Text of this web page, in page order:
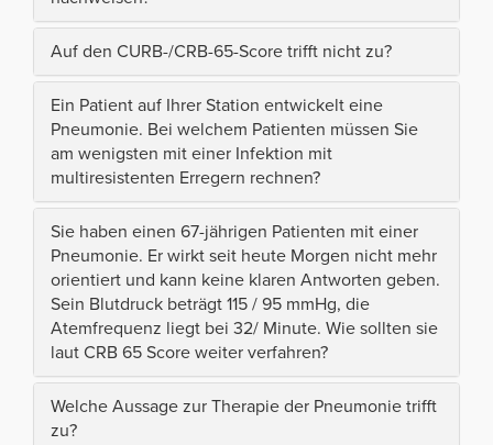
Auf den CURB-/CRB-65-Score trifft nicht zu?
Ein Patient auf Ihrer Station entwickelt eine
Pneumonie. Bei welchem Patienten müssen Sie
am wenigsten mit einer Infektion mit
multiresistenten Erregern rechnen?
Sie haben einen 67-jährigen Patienten mit einer
Pneumonie. Er wirkt seit heute Morgen nicht mehr
orientiert und kann keine klaren Antworten geben.
Sein Blutdruck beträgt 115 / 95 mmHg, die
Atemfrequenz liegt bei 32/ Minute. Wie sollten sie
laut CRB 65 Score weiter verfahren?
Welche Aussage zur Therapie der Pneumonie trifft
zu?